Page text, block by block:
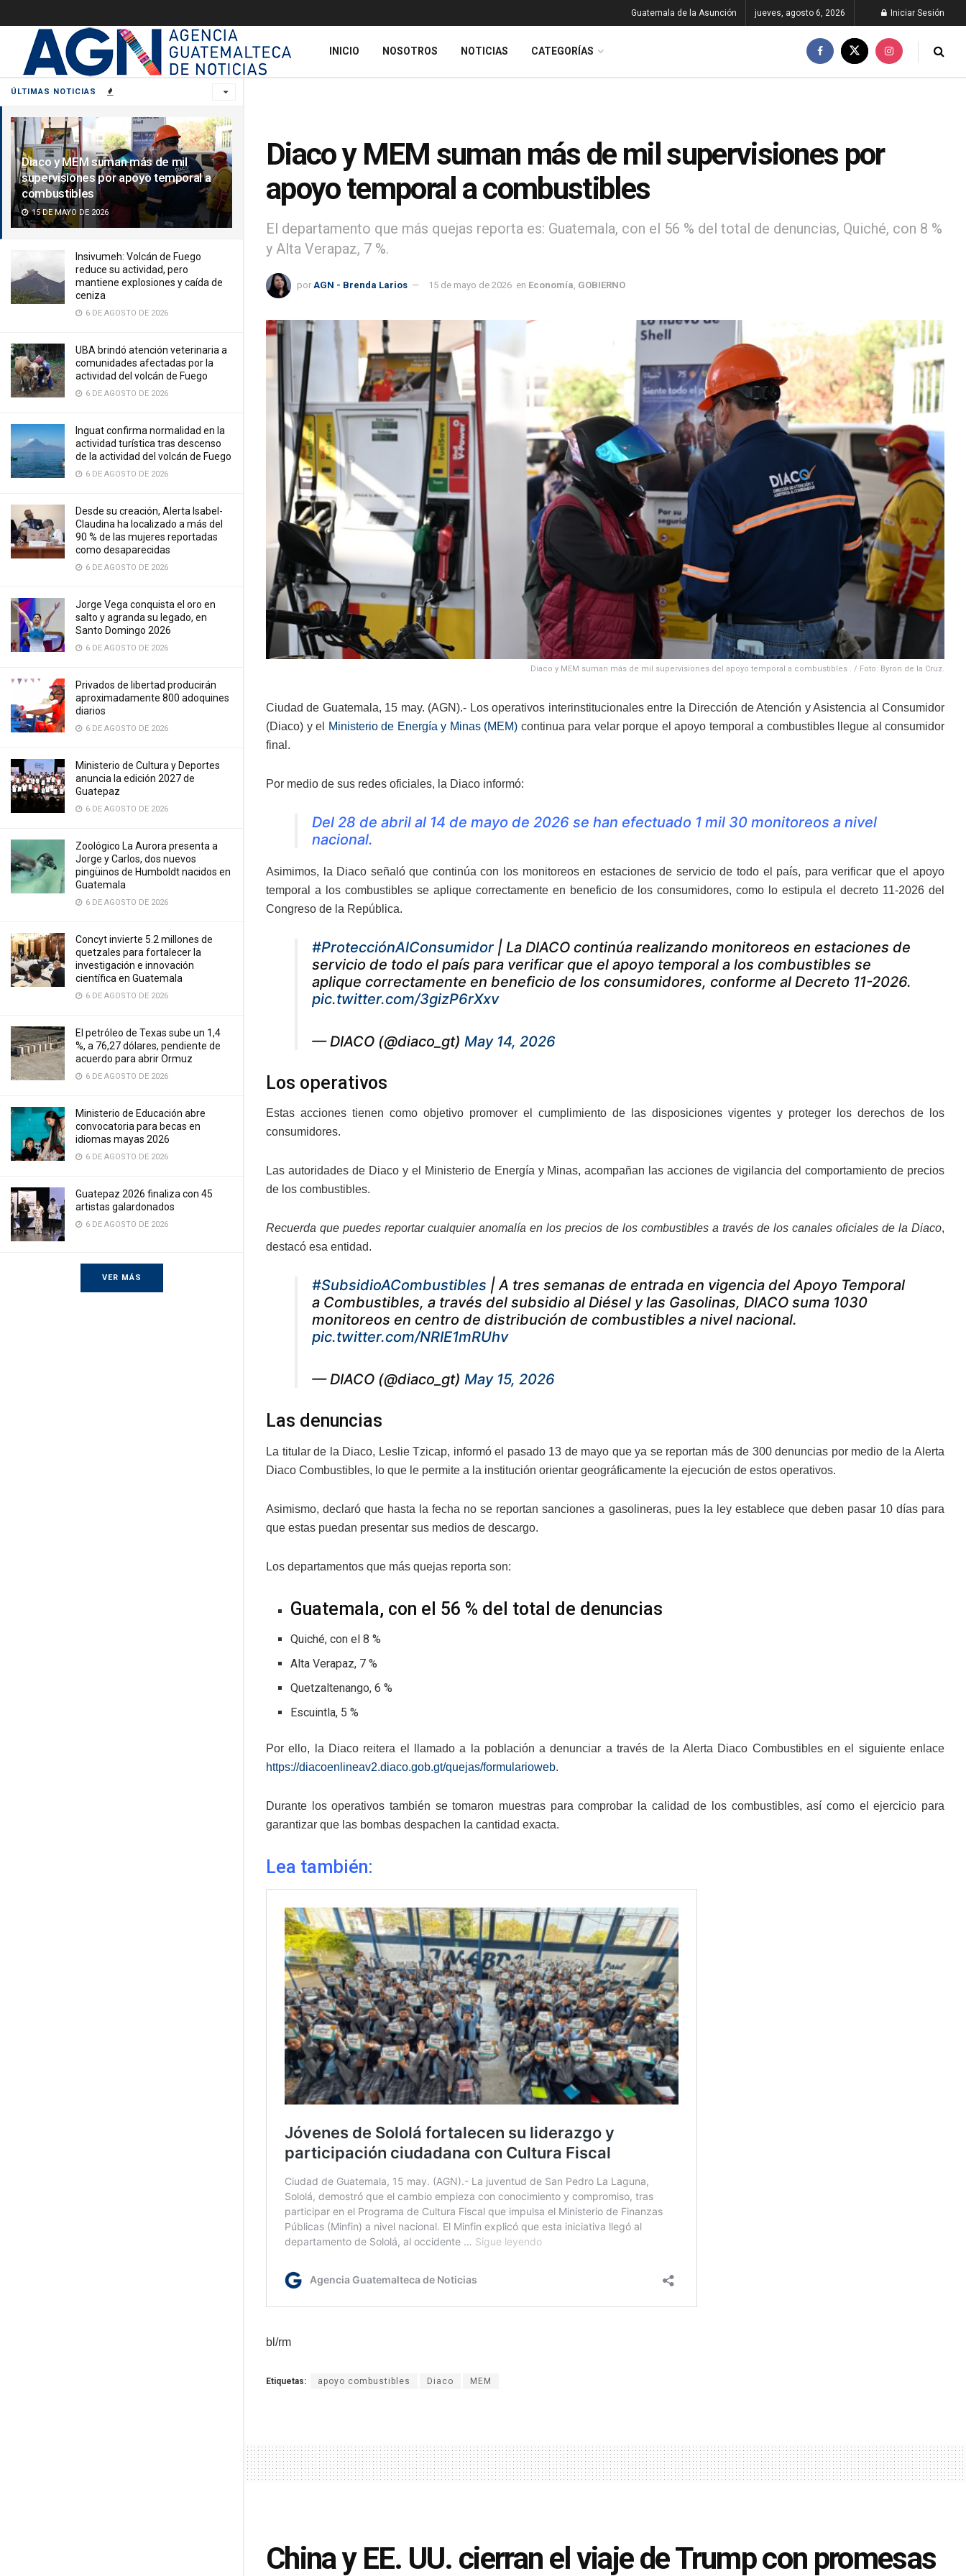
ÚLTIMAS NOTICIAS
Diaco y MEM suman más de mil
supervisiones por apoyo temporal a
combustibles
15 DE MAYO DE 2026
Insivumeh: Volcán de Fuego
reduce su actividad, pero
mantiene explosiones y caída de
ceniza
6 DE AGOSTO DE 2026
UBA brindó atención veterinaria a
comunidades afectadas por la
actividad del volcán de Fuego
6 DE AGOSTO DE 2026
Inguat confirma normalidad en la
actividad turística tras descenso
de la actividad del volcán de Fuego
6 DE AGOSTO DE 2026
Desde su creación, Alerta Isabel-
Claudina ha localizado a más del
90 % de las mujeres reportadas
como desaparecidas
6 DE AGOSTO DE 2026
Jorge Vega conquista el oro en
salto y agranda su legado, en
Santo Domingo 2026
6 DE AGOSTO DE 2026
Privados de libertad producirán
aproximadamente 800 adoquines
diarios
6 DE AGOSTO DE 2026
Ministerio de Cultura y Deportes
anuncia la edición 2027 de
Guatepaz
6 DE AGOSTO DE 2026
Zoológico La Aurora presenta a
Jorge y Carlos, dos nuevos
pingüinos de Humboldt nacidos en
Guatemala
6 DE AGOSTO DE 2026
Concyt invierte 5.2 millones de
quetzales para fortalecer la
investigación e innovación
científica en Guatemala
6 DE AGOSTO DE 2026
El petróleo de Texas sube un 1,4
%, a 76,27 dólares, pendiente de
acuerdo para abrir Ormuz
6 DE AGOSTO DE 2026
Ministerio de Educación abre
convocatoria para becas en
idiomas mayas 2026
6 DE AGOSTO DE 2026
Guatepaz 2026 finaliza con 45
artistas galardonados
6 DE AGOSTO DE 2026
VER MÁS
Guatemala de la Asunción jueves, agosto 6, 2026 Iniciar Sesión
INICIO NOSOTROS NOTICIAS CATEGORÍAS
Diaco y MEM suman más de mil supervisiones por
apoyo temporal a combustibles
El departamento que más quejas reporta es: Guatemala, con el 56 % del total de denuncias, Quiché, con 8 %
y Alta Verapaz, 7 %.
por AGN - Brenda Larios 15 de mayo de 2026 en Economía GOBIERNO
Diaco y MEM suman más de mil supervisiones del apoyo temporal a combustibles . / Foto: Byron de la Cruz.
Ciudad de Guatemala, 15 may. (AGN).- Los operativos interinstitucionales entre la Dirección de Atención y Asistencia al Consumidor
(Diaco) y el
Ministerio de Energía y Minas (MEM) continua para velar porque el apoyo temporal a combustibles llegue al consumidor
final.
Por medio de sus redes oficiales, la Diaco informó:
Del 28 de abril al 14 de mayo de 2026 se han efectuado 1 mil 30 monitoreos a nivel
nacional.
Asimimos, la Diaco señaló que continúa con los monitoreos en estaciones de servicio de todo el país, para verificar que el apoyo
temporal a los combustibles se aplique correctamente en beneficio de los consumidores, como lo estipula el decreto 11-2026 del
Congreso de la República.
#ProtecciónAlConsumidor| La DIACO continúa realizando monitoreos en estaciones de
servicio de todo el país para verificar que el apoyo temporal a los combustibles se
aplique correctamente en beneficio de los consumidores, conforme al Decreto 11-2026.
pic.twitter.com/3gizP6rXxv
— DIACO (@diaco_gt) May 14, 2026
Los operativos
Estas acciones tienen como objetivo promover el cumplimiento de las disposiciones vigentes y proteger los derechos de los
consumidores.
Las autoridades de Diaco y el Ministerio de Energía y Minas, acompañan las acciones de vigilancia del comportamiento de precios
de los combustibles.
Recuerda que puedes reportar cualquier anomalía en los precios de los combustibles a través de los canales oficiales de la Diaco,
destacó esa entidad.
#SubsidioACombustibles | A tres semanas de entrada en vigencia del Apoyo Temporal
a Combustibles, a través del subsidio al Diésel y las Gasolinas, DIACO suma 1030
monitoreos en centro de distribución de combustibles a nivel nacional.
pic.twitter.com/NRIE1mRUhv
— DIACO (@diaco_gt) May 15, 2026
Las denuncias
La titular de la Diaco, Leslie Tzicap, informó el pasado 13 de mayo que ya se reportan más de 300 denuncias por medio de la Alerta
Diaco Combustibles, lo que le permite a la institución orientar geográficamente la ejecución de estos operativos.
Asimismo, declaró que hasta la fecha no se reportan sanciones a gasolineras, pues la ley establece que deben pasar 10 días para
que estas puedan presentar sus medios de descargo.
Los departamentos que más quejas reporta son:
Guatemala, con el 56 % del total de denuncias
Quiché, con el 8 %
Alta Verapaz, 7 %
Quetzaltenango, 6 %
Escuintla, 5 %
Por ello, la Diaco reitera el llamado a la población a denunciar a través de la Alerta Diaco Combustibles en el siguiente enlace
https://diacoenlineav2.diaco.gob.gt/quejas/formularioweb.
Durante los operativos también se tomaron muestras para comprobar la calidad de los combustibles, así como el ejercicio para
garantizar que las bombas despachen la cantidad exacta.
Lea también:
bl/rm
Etiquetas: apoyo combustibles Diaco MEM
China y EE. UU. cierran el viaje de Trump con promesas